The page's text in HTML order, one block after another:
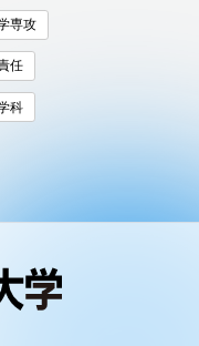
専攻
任
科